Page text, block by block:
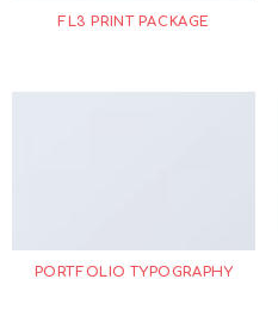
FL3 PRINT PACKAGE
PORTFOLIO TYPOGRAPHY